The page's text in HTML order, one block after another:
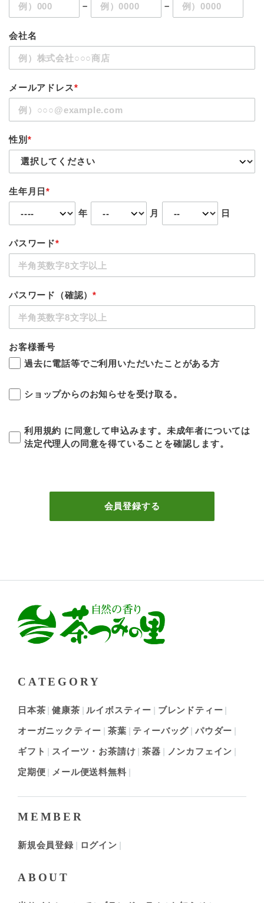
– –
会社名
メールアドレス*
性別 *
生年月日*
年 月 日
パスワード*
パスワード（確認）*
お客様番号
過去に電話等でご利用いただいたことがある方
ショップからのお知らせを受け取る。
利用規約 に同意して申込みます。未成年者については
法定代理人の同意を得ていることを確認します。
CATEGORY
日本茶 健康茶 ルイボスティー ブレンドティー
オーガニックティー 茶葉 ティーバッグ パウダー
ギフト スイーツ・お茶請け 茶器 ノンカフェイン
定期便 メール便送料無料
MEMBER
新規会員登録 ログイン
ABOUT